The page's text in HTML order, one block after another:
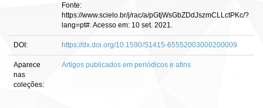
Fonte:
https://www.scielo.br/j/rac/a/pGtjWsGbZDdJszmCLLctPKc/?
lang=pt#. Acesso em: 10 set. 2021.
DOI: https://dx.doi.org/10.1590/S1415-65552003000200009
Aparece
nas
coleções:
Artigos publicados em periódicos e afins